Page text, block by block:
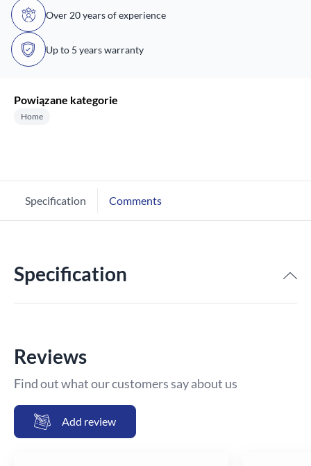
Over 20 years of experience
Up to 5 years warranty
Powiązane kategorie
Home
Specification Comments
Specification
Reviews
Find out what our customers say about us
Add review